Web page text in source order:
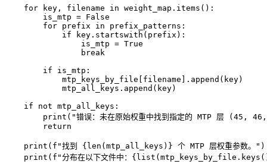
    for key, filename in weight_map.items():
        is_mtp = False
        for prefix in prefix_patterns:
            if key.startswith(prefix):
                is_mtp = True
                break
        if is_mtp:
            mtp_keys_by_file[filename].append(key)
            mtp_all_keys.append(key)
    if not mtp_all_keys:
print("错误：未在原始权重中找到指定的 MTP 层 (45, 46,
        return
    print(f"找到 {len(mtp_all_keys)} 个 MTP 层权重参数。")
print(f"分布在以下文件中：